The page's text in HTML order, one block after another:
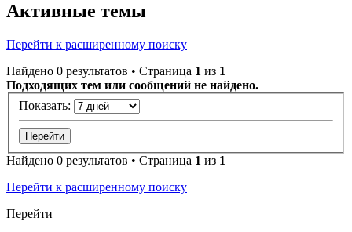
Активные темы
Перейти к расширенному поиску
Найдено 0 результатов • Страница 1 из 1
Подходящих тем или сообщений не найдено.
Показать:
Найдено 0 результатов • Страница 1 из 1
Перейти к расширенному поиску
Перейти